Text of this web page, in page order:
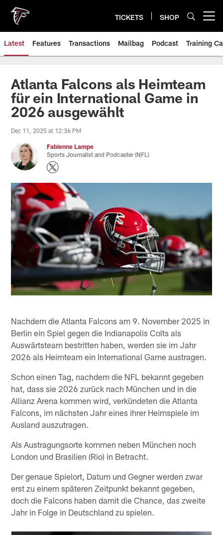
main
content
TICKETS SHOP
Latest Features Transactions Mailbag Podcast Training
Atlanta Falcons als Heimteam
für ein International Game in
2026 ausgewählt
Dec 11, 2025 at 12:36 PM
Fabienne Lampe
Sports Journalist and Podcaster (NFL)
Nachdem die Atlanta Falcons am 9. November 2025 in
Berlin ein Spiel gegen die Indianapolis Colts als
Auswärtsteam bestritten haben, werden sie im Jahr
2026 als Heimteam ein International Game austragen.
Schon einen Tag, nachdem die NFL bekannt gegeben
hat, dass sie 2026 zurück nach München und in die
Allianz Arena kommen wird, verkündeten die Atlanta
Falcons, im nächsten Jahr eines ihrer Heimspiele im
Ausland auszutragen.
Als Austragungsorte kommen neben München noch
London und Brasilien (Rio) in Betracht.
Der genaue Spielort, Datum und Gegner werden zwar
erst zu einem späteren Zeitpunkt bekannt gegeben,
doch die Falcons haben damit die Chance, das zweite
Jahr in Folge in Deutschland zu spielen.